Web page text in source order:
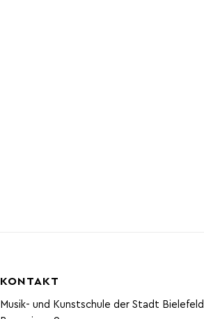
KONTAKT
Musik- und Kunstschule der Stadt Bielefeld